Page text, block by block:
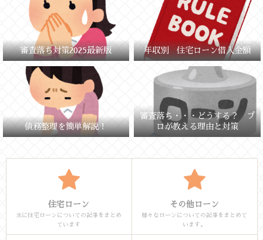
審査落ち対策2025最新版 年収別 住宅ローン借入金額
債務整理を簡単解説！
審査落ち・・・どうする？ プ
ロが教える理由と対策
住宅ローン
主に住宅ローンについての記事をまとめ
ています
その他ローン
様々なローンについての記事をまとめて
います。